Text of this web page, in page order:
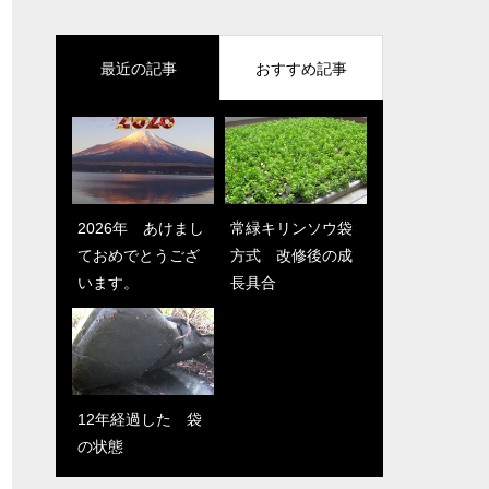
最近の記事 おすすめ記事
2026年 あけまし
ておめでとうござ
います。
常緑キリンソウ袋
方式 改修後の成
長具合
12年経過した 袋
の状態
12年経過した 袋
の状態
残暑見舞い_2025
新しいホームペー
ジを公開しまし
た！